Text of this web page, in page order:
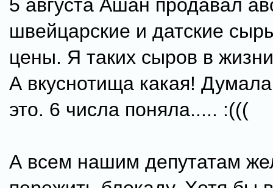
5 августа Ашан продавал
швейцарские и датские
цены. Я таких сыров в
А вкуснотища какая!
это. 6 числа поняла..... :(((
А всем нашим депутатам